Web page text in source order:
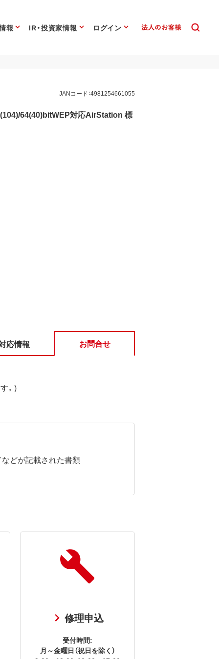
報 IR・投資家情報 ログイン
JANコード：4981254661055
64(40)bitWEP対応AirStation 標
応情報 お問合せ
。)
どが記載された書類
修理申込
受付時間:
月～金曜日（祝日を除く）